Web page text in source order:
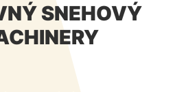
SNEHOVÝ